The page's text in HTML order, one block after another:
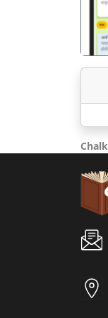
Chalk